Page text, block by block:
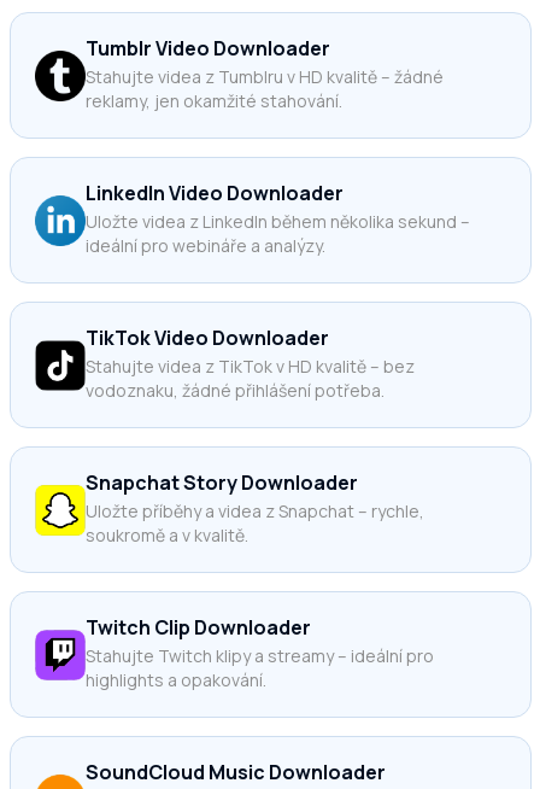
Tumblr Video Downloader
Stahujte videa z Tumblru v HD kvalitě – žádné
reklamy, jen okamžité stahování.
LinkedIn Video Downloader
Uložte videa z LinkedIn během několika sekund –
ideální pro webináře a analýzy.
TikTok Video Downloader
Stahujte videa z TikTok v HD kvalitě – bez
vodoznaku, žádné přihlášení potřeba.
Snapchat Story Downloader
Uložte příběhy a videa z Snapchat – rychle,
soukromě a v kvalitě.
Twitch Clip Downloader
Stahujte Twitch klipy a streamy – ideální pro
highlights a opakování.
SoundCloud Music Downloader